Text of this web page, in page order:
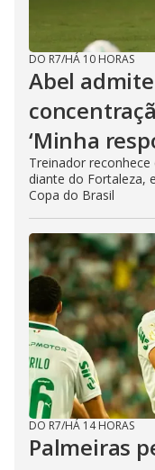
DO R7/HÁ 10 HORAS
Abel
‘Minha
Treinador
diante do Fortaleza,
Copa do Brasil
DO R7/HÁ 14 HORAS
Palmeiras